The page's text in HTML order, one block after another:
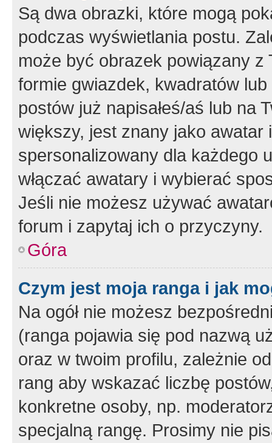
Są dwa obrazki, które mogą
podczas wyświetlania postu.
może być obrazek powiązany z
formie gwiazdek, kwadratów
postów już napisałeś/aś lub na
większy, jest znany jako
spersonalizowany dla każdego
włączać awatary i wybierać
Jeśli nie możesz używać
forum i zapytaj ich o przyczyny.
Góra
Czym jest moja ranga i jak
Na ogół nie możesz
(ranga pojawia się pod nazwą
oraz w twoim profilu, zależnie
rang aby wskazać liczbę
konkretne osoby, np.
specjalną rangę. Prosimy nie